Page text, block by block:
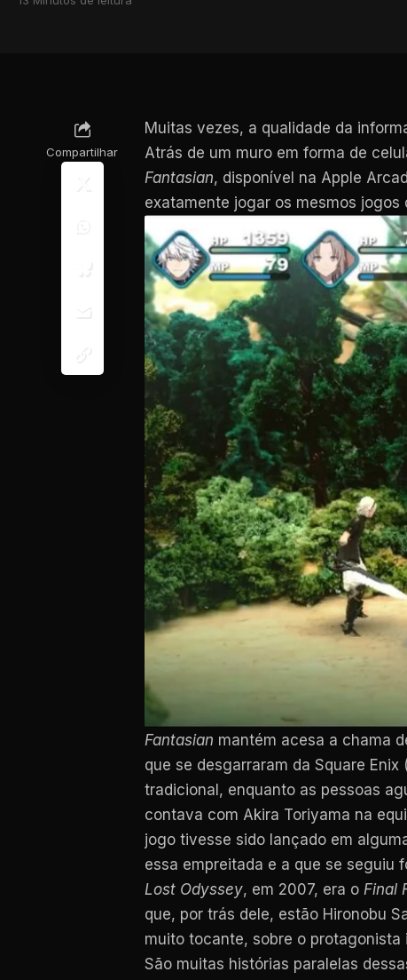
Compartilhar
Muitas vezes, a qualidade da
Atrás de um muro em forma de
Fantasian, disponível na Apple
exatamente jogar os mesmos
Fantasian mantém acesa a chama
que se desgarraram da Square
tradicional, enquanto as pessoas
contava com Akira Toriyama na
jogo tivesse sido lançado em
essa empreitada e a que se seguiu
Lost Odyssey, em 2007, era o Final
que, por trás dele, estão Hironobu
muito tocante, sobre o
São muitas histórias paralelas